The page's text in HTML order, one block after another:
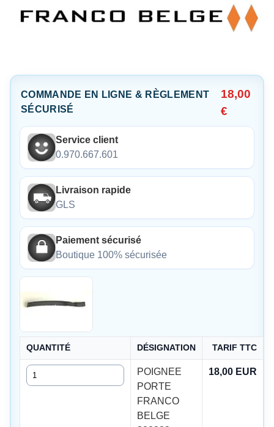
COMMANDE EN LIGNE & RÈGLEMENT
SÉCURISÉ
18,00
€
Service client
0.970.667.601
Livraison rapide
GLS
Paiement sécurisé
Boutique 100% sécurisée
QUANTITÉ DÉSIGNATION TARIF TTC
Quantité
POIGNEE
PORTE
FRANCO
BELGE
18,00 EUR